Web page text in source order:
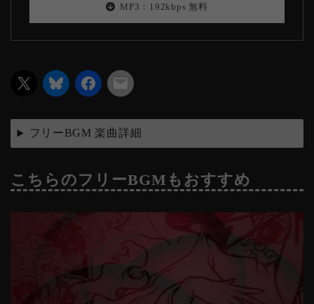
MP3：192kbps 無料
フリーBGM 楽曲詳細
こちらのフリーBGMもおすすめ